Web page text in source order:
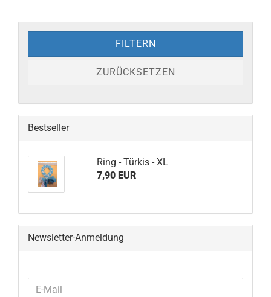
FILTERN
ZURÜCKSETZEN
Bestseller
Ring - Türkis - XL
7,90 EUR
Newsletter-Anmeldung
WEITER
E-